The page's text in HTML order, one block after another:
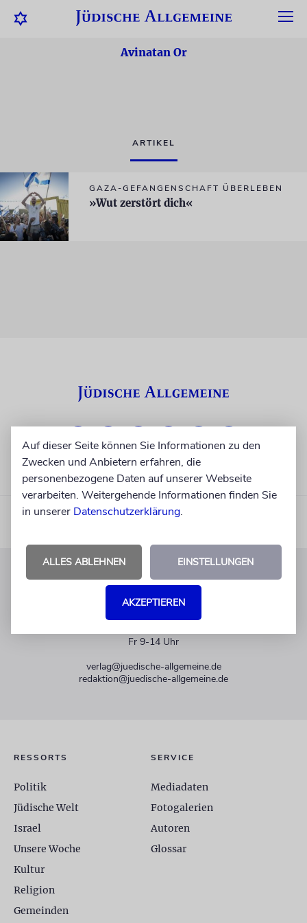
Avinatan Or
ARTIKEL
GAZA-GEFANGENSCHAFT ÜBERLEBEN
»Wut zerstört dich«
KUNDENSERVICE
Fr 9-14 Uhr
verlag@juedische-allgemeine.de
redaktion@juedische-allgemeine.de
RESSORTS
Politik
Jüdische Welt
Israel
Unsere Woche
Kultur
Religion
Gemeinden
SERVICE
Mediadaten
Fotogalerien
Autoren
Glossar
Auf dieser Seite können Sie Informationen zu den
Zwecken und Anbietern erfahren, die
personenbezogene Daten auf unserer Webseite
verarbeiten. Weitergehende Informationen finden Sie
in unserer Datenschutzerklärung.
ALLES ABLEHNEN EINSTELLUNGEN
AKZEPTIEREN